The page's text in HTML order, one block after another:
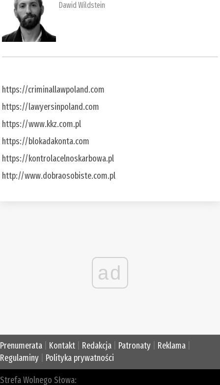
Dawid Wildstein
https://criminallawpoland.com
https://lawyersinpoland.com
https://www.kkz.com.pl
https://blokadakonta.com
https://kontrolacelnoskarbowa.pl
http://www.dobraosobiste.com.pl
ad
Prenumerata Kontakt Redakcja Patronaty Reklama
Regulaminy
Polityka prywatności
Strefa Wolnego Słowa: